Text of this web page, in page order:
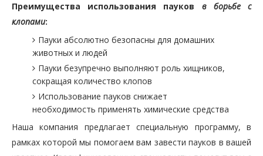
Преимущества использования пауков в борьбе с
клопами:
Пауки абсолютно безопасны для домашних
животных и людей
Пауки безупречно выполняют роль хищников,
сокращая количество клопов
Использование пауков снижает
необходимость применять химические средства
Наша компания предлагает специальную программу, в
рамках которой мы помогаем вам завести пауков в вашей